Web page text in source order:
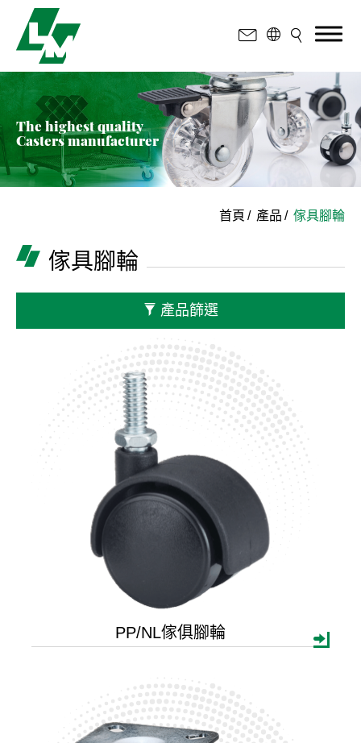
The highest quality
Casters manufacturer
載重
10~25kgs
75~100kgs
1 inch(25.4mm)
1 1/4inch(30mm)
1 ½ inch(40mm)
2 inch(50mm)
2 ½ inch(60mm)
3 inch(75mm)
5 inch(125mm)
TPR
首頁 產品 傢具腳輪
傢具腳輪
產品篩選
PP/NL傢俱腳輪